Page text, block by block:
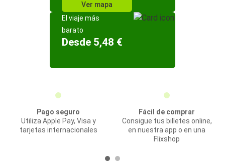
Ver mapa
El viaje más
barato
Desde 5,48 €
Pago seguro
Utiliza Apple Pay, Visa y
tarjetas internacionales
Fácil de comprar
Consigue tus billetes online,
en nuestra app o en una
Flixshop